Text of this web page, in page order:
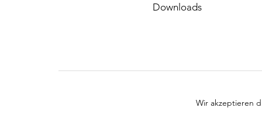
Downloads
Wir akzeptieren